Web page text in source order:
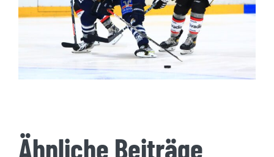
Ähnliche Beiträge